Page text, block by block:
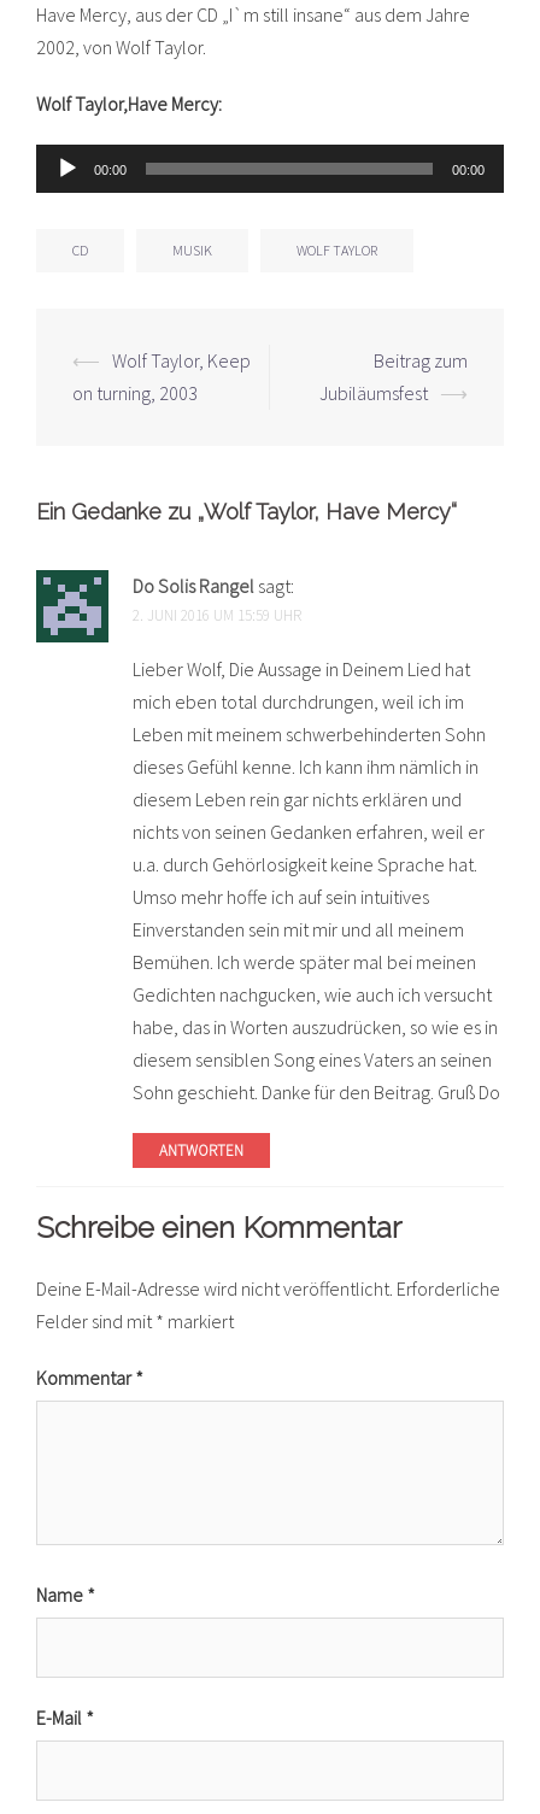
Have Mercy, aus der CD „I`m still insane“ aus dem Jahre
2002, von Wolf Taylor.
Wolf Taylor,Have Mercy:
Audio-
Player
00:00 00:00
CD MUSIK WOLF TAYLOR
Beitrags-
Navigation
⟵ Wolf Taylor, Keep
on turning, 2003
Beitrag zum
Jubiläumsfest ⟶
Ein Gedanke zu „Wolf Taylor, Have Mercy“
Do Solis Rangel sagt:
2. JUNI 2016 UM 15:59 UHR
Lieber Wolf, Die Aussage in Deinem Lied hat
mich eben total durchdrungen, weil ich im
Leben mit meinem schwerbehinderten Sohn
dieses Gefühl kenne. Ich kann ihm nämlich in
diesem Leben rein gar nichts erklären und
nichts von seinen Gedanken erfahren, weil er
u.a. durch Gehörlosigkeit keine Sprache hat.
Umso mehr hoffe ich auf sein intuitives
Einverstanden sein mit mir und all meinem
Bemühen. Ich werde später mal bei meinen
Gedichten nachgucken, wie auch ich versucht
habe, das in Worten auszudrücken, so wie es in
diesem sensiblen Song eines Vaters an seinen
Sohn geschieht. Danke für den Beitrag. Gruß Do
ANTWORTEN
Schreibe einen Kommentar
Deine E-Mail-Adresse wird nicht veröffentlicht. Erforderliche
Felder sind mit * markiert
Kommentar*
Name *
E-Mail *